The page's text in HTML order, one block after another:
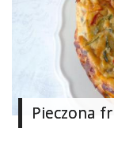
Pieczona